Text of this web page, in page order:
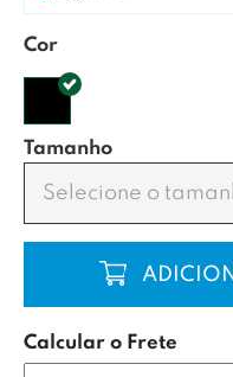
Cor
Tamanho
Selecione o
Calcular o Frete